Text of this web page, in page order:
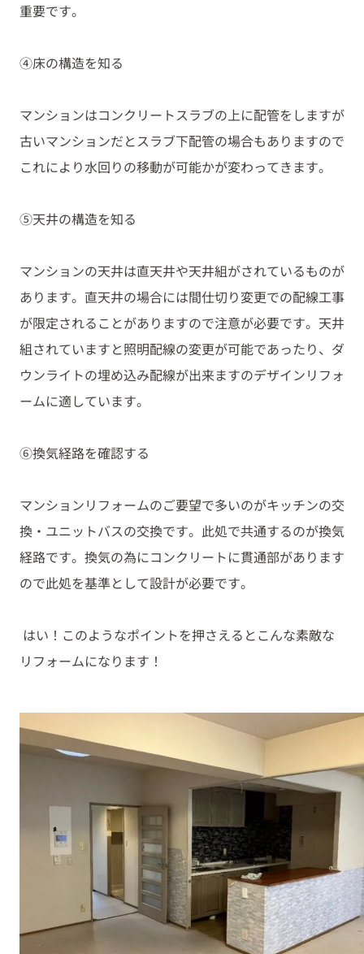
重要です。
④床の構造を知る
マンションはコンクリートスラブの上に配管をしますが
古いマンションだとスラブ下配管の場合もありますので
これにより水回りの移動が可能かが変わってきます。
⑤天井の構造を知る
マンションの天井は直天井や天井組がされているものが
あります。直天井の場合には間仕切り変更での配線工事
が限定されることがありますので注意が必要です。天井
組されていますと照明配線の変更が可能であったり、ダ
ウンライトの埋め込み配線が出来ますのデザインリフォ
ームに適しています。
⑥換気経路を確認する
マンションリフォームのご要望で多いのがキッチンの交
換・ユニットバスの交換です。此処で共通するのが換気
経路です。換気の為にコンクリートに貫通部があります
ので此処を基準として設計が必要です。
はい！このようなポイントを押さえるとこんな素敵な
リフォームになります！